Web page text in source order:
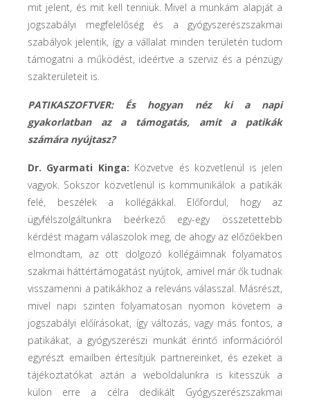
mit jelent, és mit kell tenniük. Mivel a munkám alapját a
jogszabályi megfelelőség és a gyógyszerészszakmai
szabályok jelentik, így a vállalat minden területén tudom
támogatni a működést, ideértve a szerviz és a pénzügy
szakterületeit is.
PATIKASZOFTVER: És hogyan néz ki a napi
gyakorlatban az a támogatás, amit a patikák
számára nyújtasz?
Dr. Gyarmati Kinga: Közvetve és közvetlenül is jelen
vagyok. Sokszor közvetlenül is kommunikálok a patikák
felé, beszélek a kollégákkal. Előfordul, hogy az
ügyfélszolgáltunkra beérkező egy-egy összetettebb
kérdést magam válaszolok meg, de ahogy az előzőekben
elmondtam, az ott dolgozó kollégáimnak folyamatos
szakmai háttértámogatást nyújtok, amivel már ők tudnak
visszamenni a patikákhoz a releváns válasszal. Másrészt,
mivel napi szinten folyamatosan nyomon követem a
jogszabályi előírásokat, így változás, vagy más fontos, a
patikákat, a gyógyszerészi munkát érintő információról
egyrészt emailben értesítjük partnereinket, és ezeket a
tájékoztatókat aztán a weboldalunkra is kitesszük a
külön erre a célra dedikált Gyógyszerészszakmai